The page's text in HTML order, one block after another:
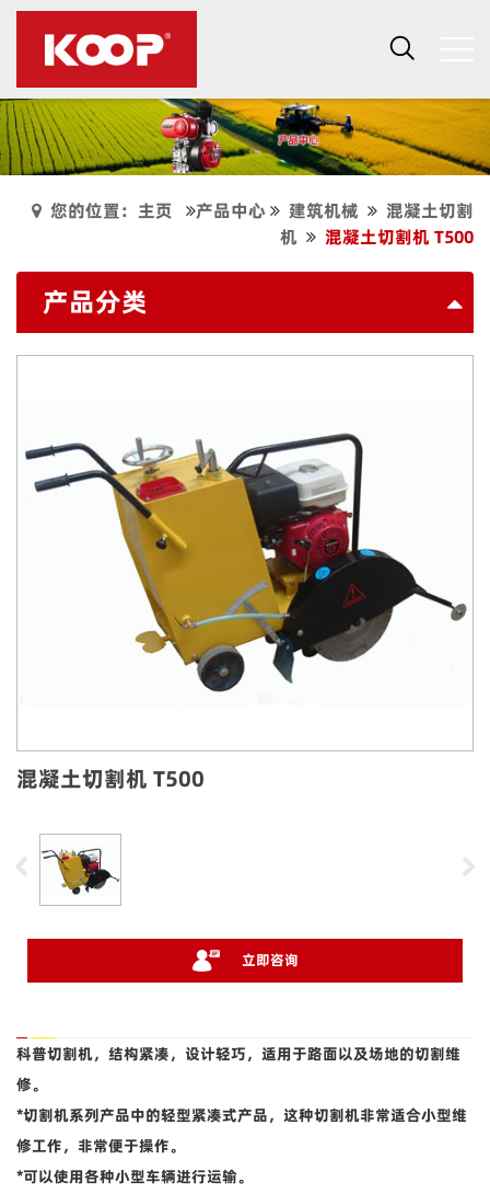
您的位置：主页 产品中心 建筑机械
混凝土切割
机
混凝土切割机 T500
产品分类
混凝土切割机 T500
立即咨询
科普切割机，结构紧凑，设计轻巧，适用于路面以及场地的切割维
修。
*切割机系列产品中的轻型紧凑式产品，这种切割机非常适合小型维
修工作，非常便于操作。
*可以使用各种小型车辆进行运输。